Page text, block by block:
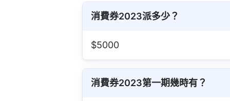
消費券2023派多少？
$5000
消費券2023第一期幾時有？